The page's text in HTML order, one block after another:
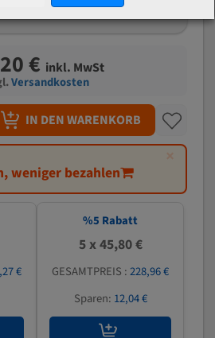
Zahn soll ich wählen?
€ inkl. MwSt
Versandkosten
IN DEN WARENKORB
×
weniger bezahlen
€
%5 Rabatt
5 x 45,80 €
GESAMTPREIS :228,96 €
Sparen: 12,04 €